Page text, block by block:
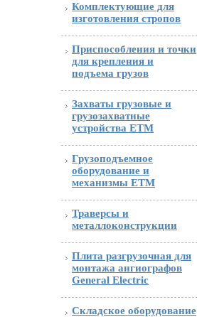
Комплектующие для
изготовления стропов
Приспособления и точки
для крепления и
подъема грузов
Захваты грузовые и
грузозахватные
устройства ETM
Грузоподъемное
оборудование и
механизмы ETM
Траверсы и
металлоконструкции
Плита разгрузочная для
монтажа ангиографов
General Electric
Складское оборудование